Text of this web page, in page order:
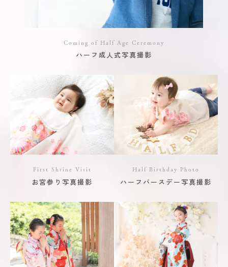
Coming of Half Age Ceremony
ハーフ成人式写真撮影
First Shrine Visit
お宮参り写真撮影
Half Birthday Photo
ハーフバースデー写真撮影